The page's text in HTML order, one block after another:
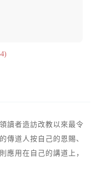
讀者造訪改教以來最令
傳道人按自己的恩賜、
應用在自己的講道上，